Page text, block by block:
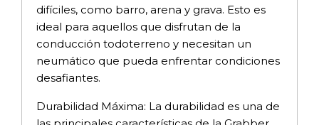
difíciles, como barro, arena y grava. Esto es
ideal para aquellos que disfrutan de la
conducción todoterreno y necesitan un
neumático que pueda enfrentar condiciones
desafiantes.
Durabilidad Máxima: La durabilidad es una de